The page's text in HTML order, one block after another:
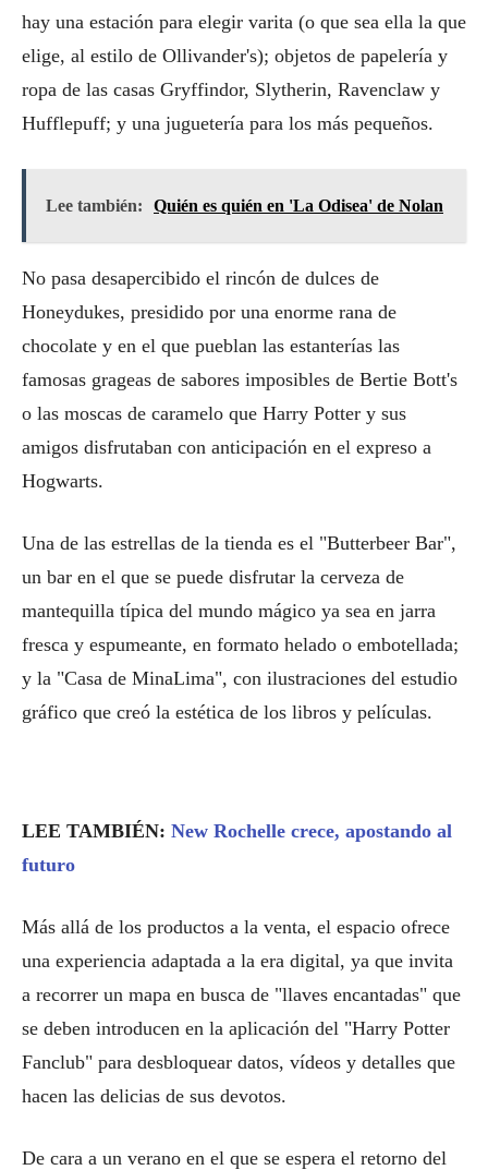
hay una estación para elegir varita (o que sea ella la que
elige, al estilo de Ollivander's); objetos de papelería y
ropa de las casas Gryffindor, Slytherin, Ravenclaw y
Hufflepuff; y una juguetería para los más pequeños.
Lee también: Quién es quién en 'La Odisea' de Nolan
No pasa desapercibido el rincón de dulces de
Honeydukes, presidido por una enorme rana de
chocolate y en el que pueblan las estanterías las
famosas grageas de sabores imposibles de Bertie Bott's
o las moscas de caramelo que Harry Potter y sus
amigos disfrutaban con anticipación en el expreso a
Hogwarts.
Una de las estrellas de la tienda es el "Butterbeer Bar",
un bar en el que se puede disfrutar la cerveza de
mantequilla típica del mundo mágico ya sea en jarra
fresca y espumeante, en formato helado o embotellada;
y la "Casa de MinaLima", con ilustraciones del estudio
gráfico que creó la estética de los libros y películas.
LEE TAMBIÉN: New Rochelle crece, apostando al
futuro
Más allá de los productos a la venta, el espacio ofrece
una experiencia adaptada a la era digital, ya que invita
a recorrer un mapa en busca de "llaves encantadas" que
se deben introducen en la aplicación del "Harry Potter
Fanclub" para desbloquear datos, vídeos y detalles que
hacen las delicias de sus devotos.
De cara a un verano en el que se espera el retorno del